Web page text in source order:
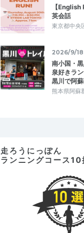
【
英会話
東京都中央
2026/9/18
南小国・
泉好きラ
黒川で阿
熊本県阿蘇
走ろうにっぽん
ランニングコース10